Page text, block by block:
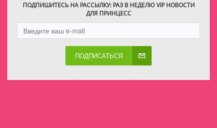
ПОДПИШИТЕСЬ НА РАССЫЛКУ: РАЗ В НЕДЕЛЮ VIP НОВОСТИ
ДЛЯ ПРИНЦЕСС
ПОДПИСАТЬСЯ